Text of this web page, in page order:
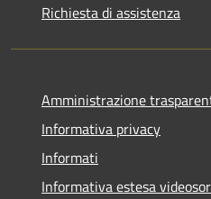
Richiesta di assistenza
Amministrazione
Informativa privacy
Informati
Informativa estesa